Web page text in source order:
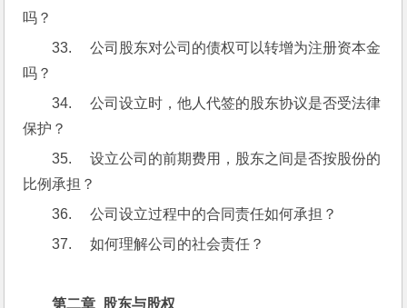
吗？
33.     公司股东对公司的债权可以转增为注册资本金
吗？
34.     公司设立时，他人代签的股东协议是否受法律
保护？
35.     设立公司的前期费用，股东之间是否按股份的
比例承担？
36.     公司设立过程中的合同责任如何承担？
37.     如何理解公司的社会责任？
第二章  股东与股权